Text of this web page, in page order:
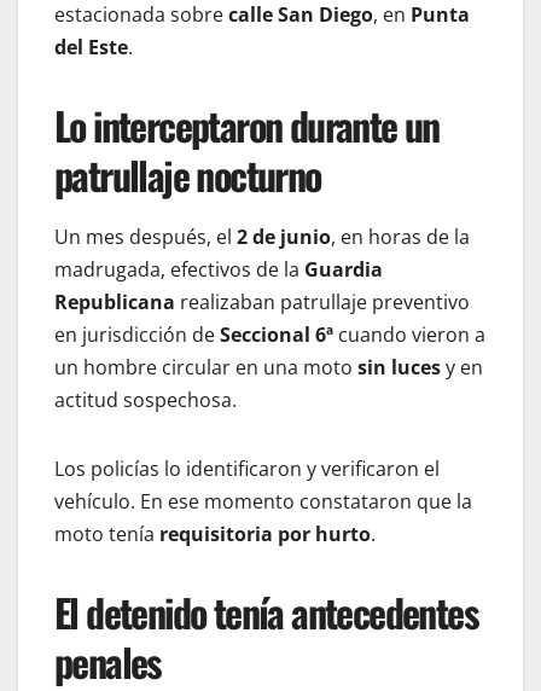
estacionada sobrecalle San Diego, en Punta
del Este.
Lo interceptaron durante un
patrullaje nocturno
Un mes después, el 2 de junio, en horas de la
madrugada, efectivos de la Guardia
Republicana realizaban patrullaje preventivo
en jurisdicción deSeccional 6ª cuando vieron a
un hombre circular en una moto sin lucesy en
actitud sospechosa.
Los policías lo identificaron y verificaron el
vehículo. En ese momento constataron que la
moto tenía requisitoria por hurto.
El detenido tenía antecedentes
penales